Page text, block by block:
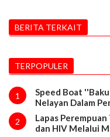
BERITA TERKAIT
TERPOPULER
1
Speed Boat
Nelayan Dalam
2
Lapas
dan HIV Melalui